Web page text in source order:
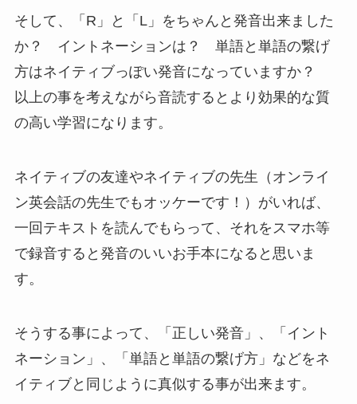
そして、「R」と「L」をちゃんと発音出来ました
か？ イントネーションは？ 単語と単語の繋げ
方はネイティブっぽい発音になっていますか？
以上の事を考えながら音読するとより効果的な質
の高い学習になります。
ネイティブの友達やネイティブの先生（オンライ
ン英会話の先生でもオッケーです！）がいれば、
一回テキストを読んでもらって、それをスマホ等
で録音すると発音のいいお手本になると思いま
す。
そうする事によって、「正しい発音」、「イント
ネーション」、「単語と単語の繋げ方」などをネ
イティブと同じように真似する事が出来ます。